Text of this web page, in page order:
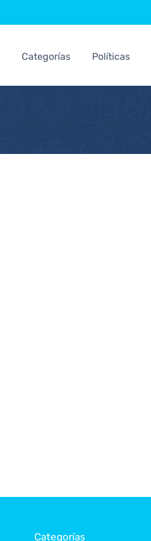
Categorías Políticas
Categorías